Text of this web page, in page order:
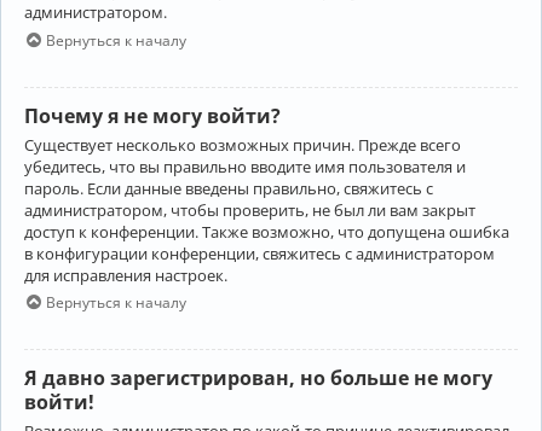
администратором.
Вернуться к началу
Почему я не могу войти?
Существует несколько возможных причин. Прежде всего
убедитесь, что вы правильно вводите имя пользователя и
пароль. Если данные введены правильно, свяжитесь с
администратором, чтобы проверить, не был ли вам закрыт
доступ к конференции. Также возможно, что допущена ошибка
в конфигурации конференции, свяжитесь с администратором
для исправления настроек.
Вернуться к началу
Я давно зарегистрирован, но больше не могу
войти!